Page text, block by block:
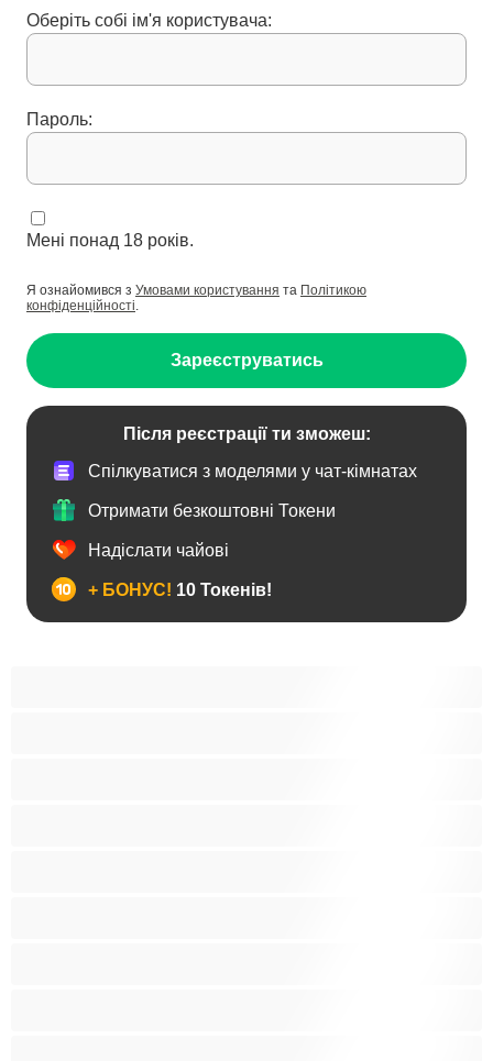
Оберіть собі ім'я користувача:
Пароль:
Мені понад 18 років.
Я ознайомився з Умовами користування та Політикою
конфіденційності.
Зареєструватись
Після реєстрації ти зможеш:
Спілкуватися з моделями у чат-кімнатах
Отримати безкоштовні Токени
Надіслати чайові
+ БОНУС! 10 Токенів!